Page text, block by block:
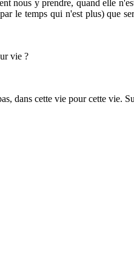
nous y prendre, quand elle
le temps qui n'est plus) que
vie ?
dans cette vie pour cette vie.